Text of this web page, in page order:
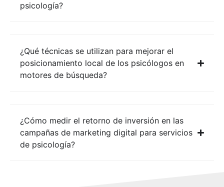
psicología?
¿Qué técnicas se utilizan para mejorar el
posicionamiento local de los psicólogos en
motores de búsqueda?
¿Cómo medir el retorno de inversión en las
campañas de marketing digital para servicios
de psicología?